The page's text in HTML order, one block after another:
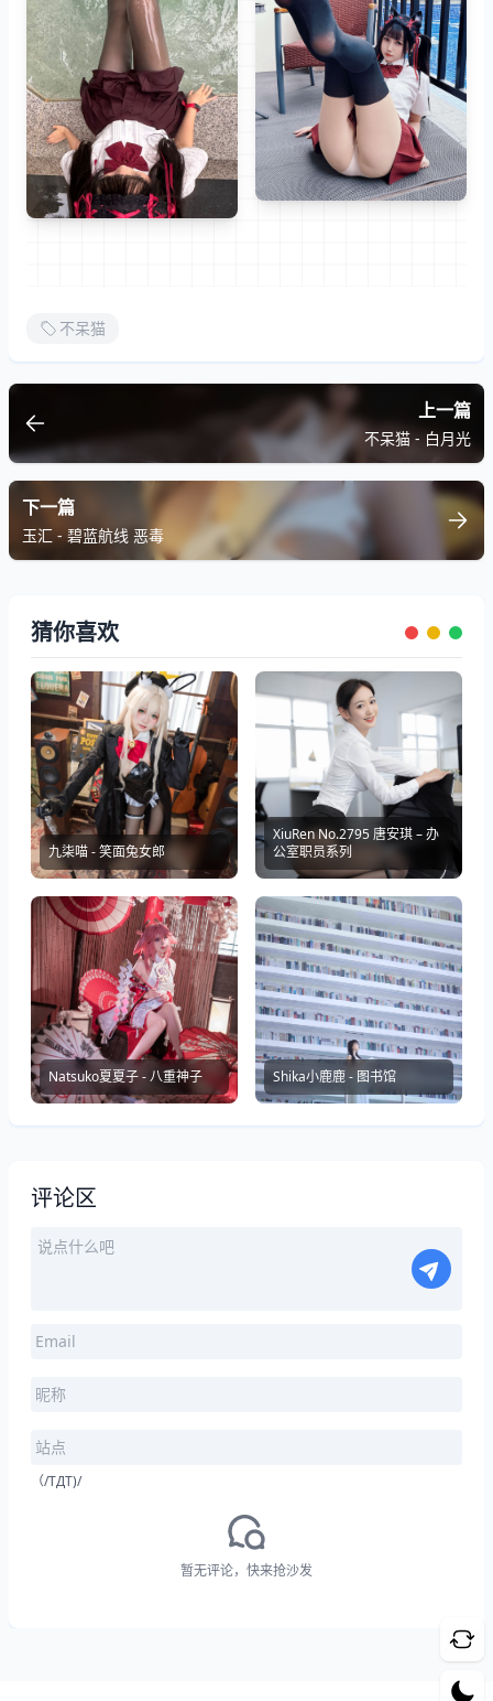
不呆猫
上一篇
不呆猫 - 白月光
下一篇
玉汇 - 碧蓝航线 恶毒
猜你喜欢
九柒喵 - 笑面兔女郎
XiuRen No.2795 唐安琪 – 办
公室职员系列
Natsuko夏夏子 - 八重神子 Shika小鹿鹿 - 图书馆
评论区
（/TДT)/
暂无评论，快来抢沙发